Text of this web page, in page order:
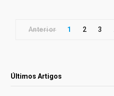
Anterior 1 2 3
Últimos Artigos